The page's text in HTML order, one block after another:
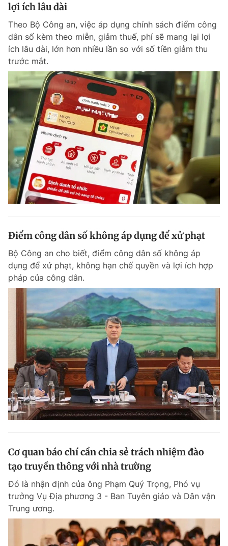
lợi ích lâu dài
Theo Bộ Công an, việc áp dụng chính sách điểm công
dân số kèm theo miễn, giảm thuế, phí sẽ mang lại lợi
ích lâu dài, lớn hơn nhiều lần so với số tiền giảm thu
trước mắt.
Điểm công dân số không áp dụng để xử phạt
Bộ Công an cho biết, điểm công dân số không áp
dụng để xử phạt, không hạn chế quyền và lợi ích hợp
pháp của công dân.
Cơ quan báo chí cần chia sẻ trách nhiệm đào
tạo truyền thông với nhà trường
Đó là nhận định của ông Phạm Quý Trọng, Phó vụ
trưởng Vụ Địa phương 3 - Ban Tuyên giáo và Dân vận
Trung ương.